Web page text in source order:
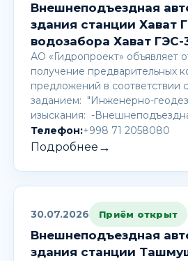
Внешнеподъездная
здания станции Хават
водозабора Хават ГЭС-
АО «Гидропроект» объявляет
получение предварительных
предложений в соответствии
заданием: "Инженерно-
изыскания: -
Телефон:+998 71 2058080
Подробнее →
30.07.2026 Приём открыт
Внешнеподъездная
здания станции